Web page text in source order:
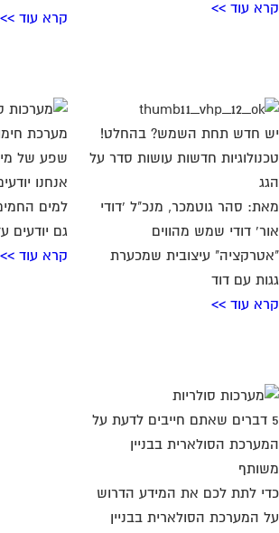
עם דוד
דברים שאתם חייבים לדעת על
הסולארית בבניין
לתת לכם את המידע הדרוש
המערכת הסולארית בבניין
ערכנו רשימה של 5
עוד >>
עסקים
חפש עסק